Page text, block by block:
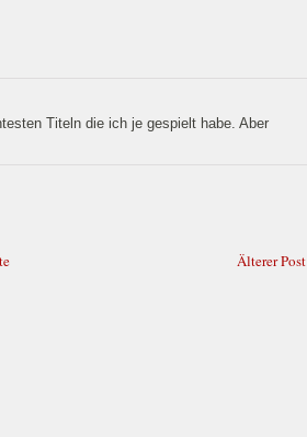
Titeln die ich je gespielt habe. Aber
Älterer Post